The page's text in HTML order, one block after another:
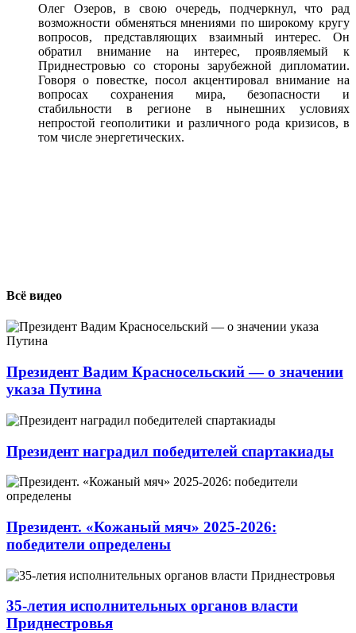
Олег Озеров, в свою очередь, подчеркнул, что рад
возможности обменяться мнениями по широкому кругу
вопросов, представляющих взаимный интерес. Он
обратил внимание на интерес, проявляемый к
Приднестровью со стороны зарубежной дипломатии.
Говоря о повестке, посол акцентировал внимание на
вопросах сохранения мира, безопасности и
стабильности в регионе в нынешних условиях
непростой геополитики и различного рода кризисов, в
том числе энергетических.
Всё видео
Президент Вадим Красносельский — о значении
указа Путина
Президент наградил победителей спартакиады
Президент. «Кожаный мяч» 2025-2026:
победители определены
35-летия исполнительных органов власти
Приднестровья